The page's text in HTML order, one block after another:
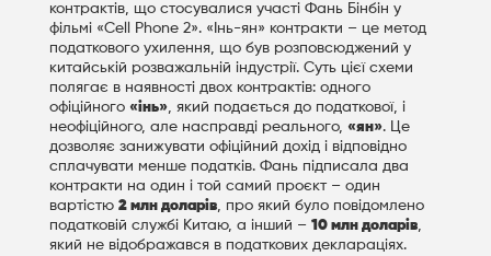
контрактів, що стосувалися участі Фань Бінбін у
фільмі «Cell Phone 2». «Інь-ян» контракти – це метод
податкового ухилення, що був розповсюджений у
китайській розважальній індустрії. Суть цієї схеми
полягає в наявності двох контрактів: одного
офіційного «інь», який подається до податкової, і
неофіційного, але насправді реального, «ян». Це
дозволяє занижувати офіційний дохід і відповідно
сплачувати менше податків. Фань підписала два
контракти на один і той самий проєкт – один
вартістю 2 млн доларів, про який було повідомлено
податковій службі Китаю, а інший – 10 млн доларів,
який не відображався в податкових деклараціях.